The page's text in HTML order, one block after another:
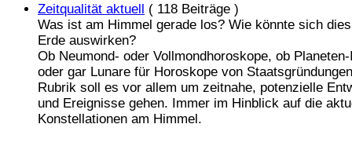
Zeitqualität aktuell ( 118 Beiträge )
Was ist am Himmel gerade los? Wie könnte sich
Erde auswirken?
Ob Neumond- oder Vollmondhoroskope, ob
oder gar Lunare für Horoskope von
Rubrik soll es vor allem um zeitnahe, potenzielle
und Ereignisse gehen. Immer im Hinblick auf die
Konstellationen am Himmel.